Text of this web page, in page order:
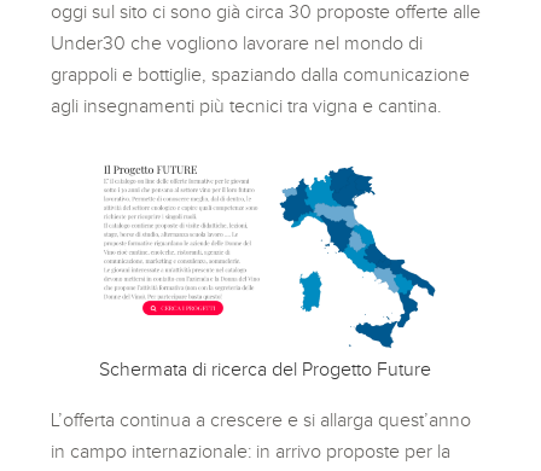
oggi sul sito ci sono già circa 30 proposte offerte alle
Under30 che vogliono lavorare nel mondo di
grappoli e bottiglie, spaziando dalla comunicazione
agli insegnamenti più tecnici tra vigna e cantina.
Schermata di ricerca del Progetto Future
L’offerta continua a crescere e si allarga quest’anno
in campo internazionale: in arrivo proposte per la